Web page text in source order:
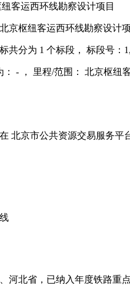
客运西环线勘察设计项目
京枢纽客运西环线勘察设计
共分为 1 个标段， 标段号：1,
： - ， 里程/范围： 北京枢纽
北京市公共资源交易服务平
河北省，已纳入年度铁路重